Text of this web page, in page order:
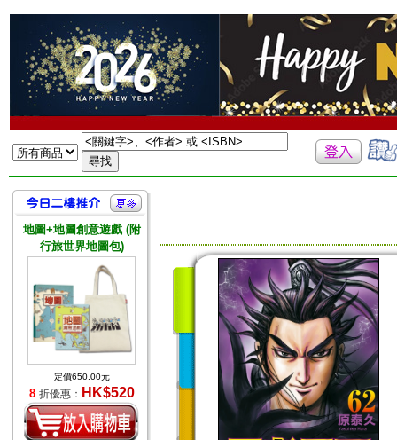
地圖+地圖創意遊戲 (附
行旅世界地圖包)
定價650.00元
8 折優惠： HK$520